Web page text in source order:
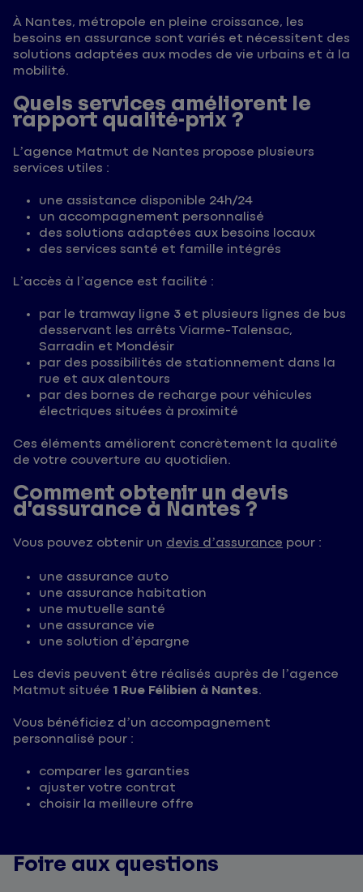
À Nantes, métropole en pleine croissance, les
besoins en assurance sont variés et nécessitent des
solutions adaptées aux modes de vie urbains et à la
mobilité.
Quels services améliorent le
rapport qualité-prix ?
L’agence Matmut de Nantes propose plusieurs
services utiles :
une assistance disponible 24h/24
un accompagnement personnalisé
des solutions adaptées aux besoins locaux
des services santé et famille intégrés
L’accès à l’agence est facilité :
par le tramway ligne 3 et plusieurs lignes de bus
desservant les arrêts Viarme-Talensac,
Sarradin et Mondésir
par des possibilités de stationnement dans la
rue et aux alentours
par des bornes de recharge pour véhicules
électriques situées à proximité
Ces éléments améliorent concrètement la qualité
de votre couverture au quotidien.
Comment obtenir un devis
d’assurance à Nantes ?
Vous pouvez obtenir un devis d’assurance pour :
une assurance auto
une assurance habitation
une mutuelle santé
une assurance vie
une solution d’épargne
Les devis peuvent être réalisés auprès de l’agence
Matmut située 1 Rue Félibien à Nantes.
Vous bénéficiez d’un accompagnement
personnalisé pour :
comparer les garanties
ajuster votre contrat
choisir la meilleure offre
Foire aux questions